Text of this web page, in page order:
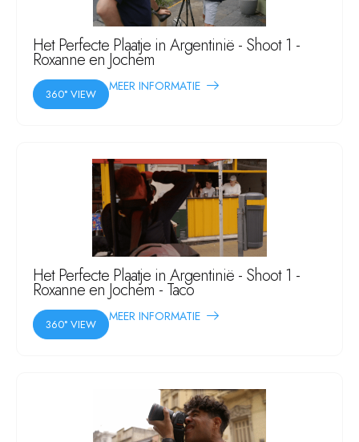
Het Perfecte Plaatje in Argentinië - Shoot 1 -
Roxanne en Jochem
360° VIEW
MEER INFORMATIE
Het Perfecte Plaatje in Argentinië - Shoot 1 -
Roxanne en Jochem - Taco
360° VIEW
MEER INFORMATIE